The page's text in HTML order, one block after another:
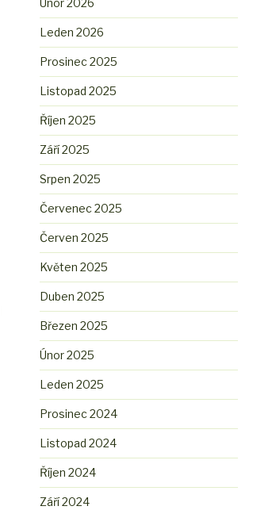
Únor 2026
Leden 2026
Prosinec 2025
Listopad 2025
Říjen 2025
Září 2025
Srpen 2025
Červenec 2025
Červen 2025
Květen 2025
Duben 2025
Březen 2025
Únor 2025
Leden 2025
Prosinec 2024
Listopad 2024
Říjen 2024
Září 2024